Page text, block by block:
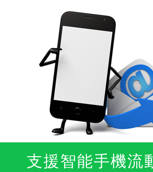
支援智能手機流